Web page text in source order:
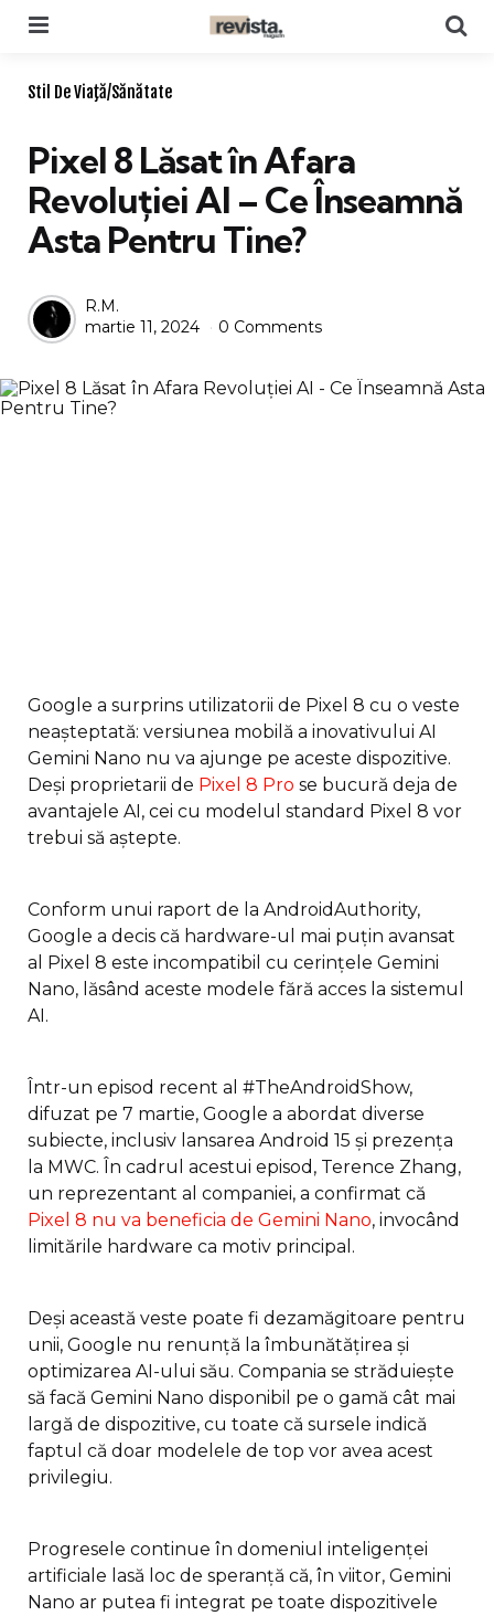
Categories
Stil De Viaţă/Sănătate
Pixel 8 Lăsat în Afara
Revoluției AI – Ce Înseamnă
Asta Pentru Tine?
Posted
by
R.M.
martie 11, 2024
0 Comments
Google a surprins utilizatorii de Pixel 8 cu o veste
neașteptată: versiunea mobilă a inovativului AI
Gemini Nano nu va ajunge pe aceste dispozitive.
Deși proprietarii de Pixel 8 Pro se bucură deja de
avantajele AI, cei cu modelul standard Pixel 8 vor
trebui să aștepte.
Conform unui raport de la AndroidAuthority,
Google a decis că hardware-ul mai puțin avansat
al Pixel 8 este incompatibil cu cerințele Gemini
Nano, lăsând aceste modele fără acces la sistemul
AI.
Într-un episod recent al #TheAndroidShow,
difuzat pe 7 martie, Google a abordat diverse
subiecte, inclusiv lansarea Android 15 și prezența
la MWC. În cadrul acestui episod, Terence Zhang,
un reprezentant al companiei, a confirmat că
Pixel 8 nu va beneficia de Gemini Nano, invocând
limitările hardware ca motiv principal.
Deși această veste poate fi dezamăgitoare pentru
unii, Google nu renunță la îmbunătățirea și
optimizarea AI-ului său. Compania se străduiește
să facă Gemini Nano disponibil pe o gamă cât mai
largă de dispozitive, cu toate că sursele indică
faptul că doar modelele de top vor avea acest
privilegiu.
Progresele continue în domeniul inteligenței
artificiale lasă loc de speranță că, în viitor, Gemini
Nano ar putea fi integrat pe toate dispozitivele